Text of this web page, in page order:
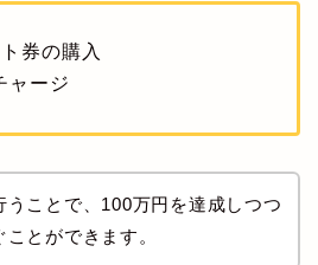
券の購入
ャージ
うことで、100万円を達成しつつ
とができます。